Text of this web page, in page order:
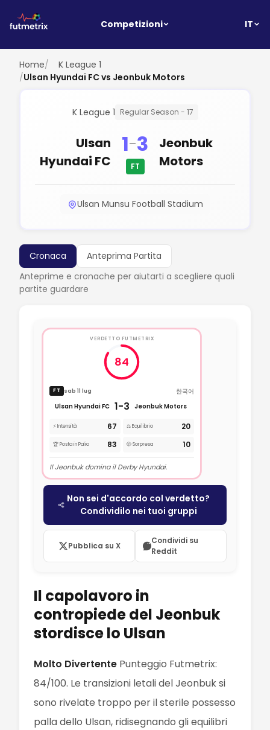
Competizioni IT
Home/
K League 1
/Ulsan Hyundai FC vs Jeonbuk Motors
K League 1 Regular Season - 17
Ulsan
Hyundai FC
1-3
FT
Jeonbuk
Motors
Ulsan Munsu Football Stadium
Cronaca
Anteprima Partita
Anteprime e cronache per aiutarti a scegliere quali
partite guardare
VERDETTO FUTMETRIX
84
FT sab 11 lug
한국어
Ulsan Hyundai FC 1-3 Jeonbuk Motors
⚡ Intensità 67 ⚖️ Equilibrio 20
🏆 Posta in Palio 83 🎲 Sorpresa 10
Il Jeonbuk domina il Derby Hyundai.
Non sei d'accordo col verdetto?
Condividilo nei tuoi gruppi
Pubblica su X
Condividi su
Reddit
Il capolavoro in
contropiede del Jeonbuk
stordisce lo Ulsan
Molto Divertente Punteggio Futmetrix:
84/100. Le transizioni letali del Jeonbuk si
sono rivelate troppo per il sterile possesso
palla dello Ulsan, ridisegnando gli equilibri